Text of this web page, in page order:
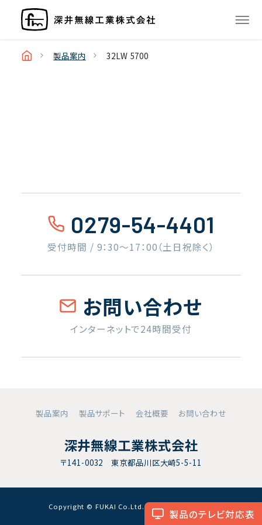
製品のテレビ対応表
製品案内 32LW 5700
0279-54-4401
受付時間 / 9：30〜17：00（土日祝除く）
お問い合わせ
インターネットで24時間受付
製品案内 製品サポート 会社概要 お問い合わせ
深井無線工業株式会社
〒141-0032 東京都品川区大崎5-5-11
Copyright © FUKAI Co.Ltd. All RightsReserved.